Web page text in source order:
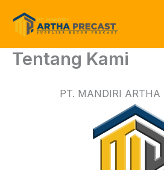
Tentang Kami
PT. MANDIRI ARTHA